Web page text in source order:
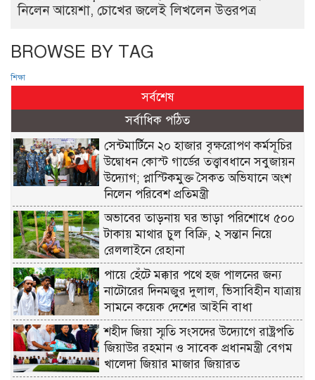
নিলেন আয়েশা, চোখের জলেই লিখলেন উত্তরপত্র
BROWSE BY TAG
শিক্ষা
সর্বশেষ
সর্বাধিক পঠিত
সেন্টমার্টিনে ২০ হাজার বৃক্ষরোপণ কর্মসূচির
উদ্বোধন কোস্ট গার্ডের তত্ত্বাবধানে সবুজায়ন
উদ্যোগ; প্লাস্টিকমুক্ত সৈকত অভিযানে অংশ
নিলেন পরিবেশ প্রতিমন্ত্রী
অভাবের তাড়নায় ঘর ভাড়া পরিশোধে ৫০০
টাকায় মাথার চুল বিক্রি, ২ সন্তান নিয়ে
রেললাইনে রেহানা
পায়ে হেঁটে মক্কার পথে হজ পালনের জন্য
নাটোরের দিনমজুর দুলাল, ভিসাবিহীন যাত্রায়
সামনে কয়েক দেশের আইনি বাধা
শহীদ জিয়া স্মৃতি সংসদের উদ্যোগে রাষ্ট্রপতি
জিয়াউর রহমান ও সাবেক প্রধানমন্ত্রী বেগম
খালেদা জিয়ার মাজার জিয়ারত